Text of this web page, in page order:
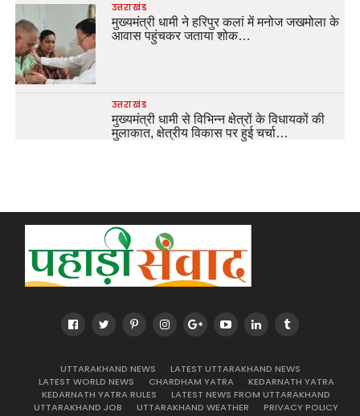
उत्तराखंड
मुख्यमंत्री धामी ने हरिपुर कलां में मनोज जखमोला के
आवास पहुंचकर जताया शोक…
उत्तराखंड
मुख्यमंत्री धामी से विभिन्न क्षेत्रों के विधायकों की
मुलाकात, क्षेत्रीय विकास पर हुई चर्चा…
UTTARAKHAND NEWS
LATEST UTTARAKHAND NEWS
LATEST WORLD NEWS
CHARDHAM YATRA
KEDARNATH YATRA
KEDARNATH YATRA RULES
LATEST NEWS FROM UTTARAKHAND
UTTARAKHAND JOB
UTTARAKHAND WEATHER
PRIVACY POLICY